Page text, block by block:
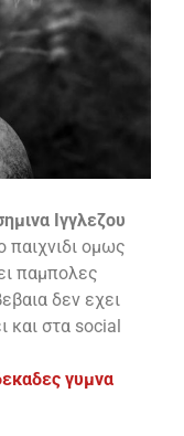
Ιγγλεζου
παιχνιδι ομως
παμπολες
δεν εχει
και στα social
γυμνα